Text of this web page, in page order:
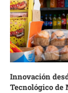
Innovación
Tecnológico de